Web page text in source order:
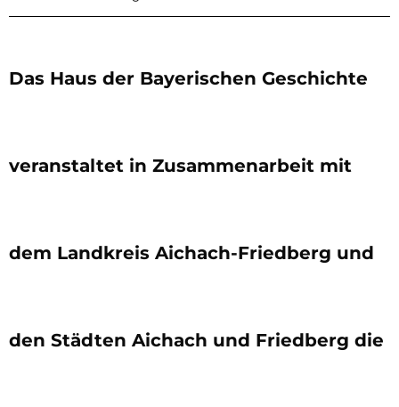
Das Haus der Bayerischen Geschichte
veranstaltet in Zusammenarbeit mit
dem Landkreis Aichach-Friedberg und
den Städten Aichach und Friedberg die